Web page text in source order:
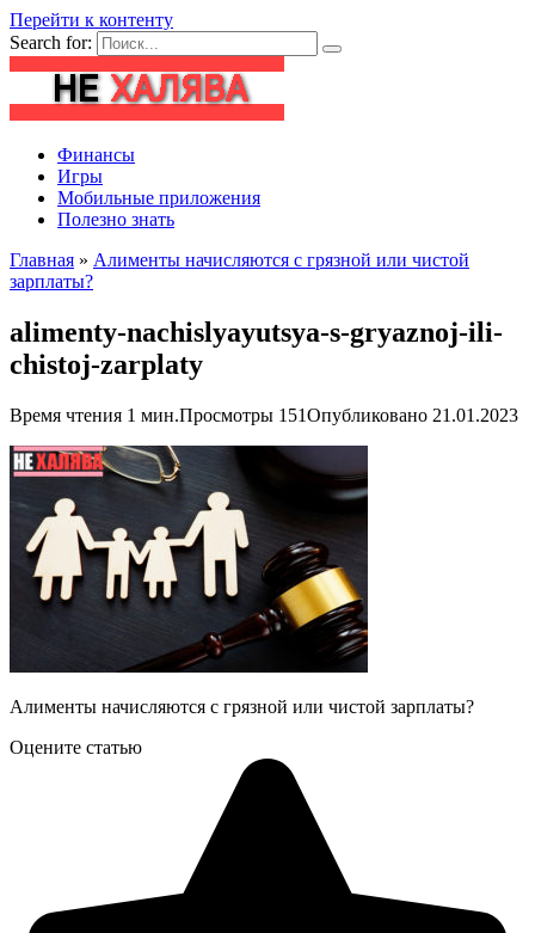
Перейти к контенту
Search for:
Финансы
Игры
Мобильные приложения
Полезно знать
Главная » Алименты начисляются с грязной или чистой
зарплаты?
alimenty-nachislyayutsya-s-gryaznoj-ili-
chistoj-zarplaty
Время чтения 1 мин.Просмотры 151Опубликовано 21.01.2023
Алименты начисляются с грязной или чистой зарплаты?
Оцените статью